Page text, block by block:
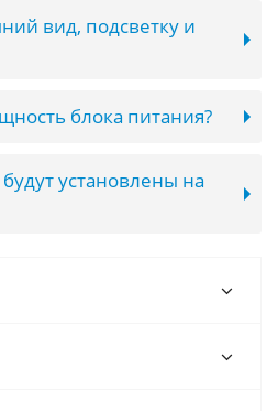
вид, подсветку и
блока питания?
установлены на